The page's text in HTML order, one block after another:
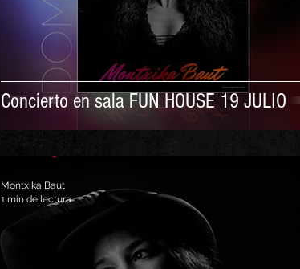
Concierto en sala FUN HOUSE 19 JULIO
Montxika Baut
1 min de lectura